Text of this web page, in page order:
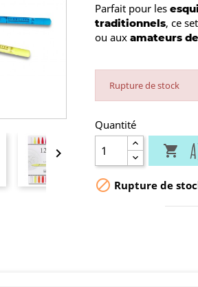

Parfait pour les
traditionnels, ce
ou auxamateurs
Rupture de stock
Quantité

 Rupture de